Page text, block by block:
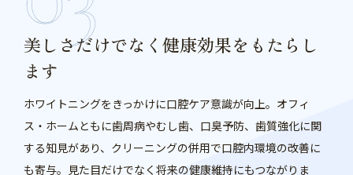
美しさだけでなく健康効果をもたらし
ます
ホワイトニングをきっかけに口腔ケア意識が向上。オフィ
ス・ホームともに歯周病やむし歯、口臭予防、歯質強化に関
する知見があり、クリーニングの併用で口腔内環境の改善に
も寄与。見た目だけでなく将来の健康維持にもつながりま